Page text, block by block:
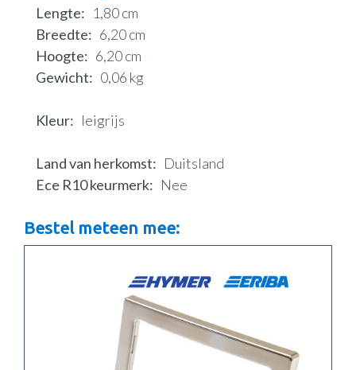
Lengte
1,80 cm
Breedte
6,20 cm
Hoogte
6,20 cm
Gewicht
0,06 kg
Kleur leigrijs
Land van herkomst
Duitsland
Ece R10 keurmerk
Nee
Bestel meteen mee: